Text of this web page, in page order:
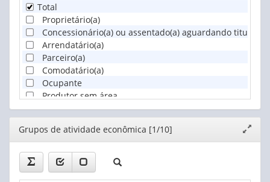
Total
Proprietário(a)
Concessionário(a) ou assentado(a) aguardando
Arrendatário(a)
Parceiro(a)
Comodatário(a)
Ocupante
Produtor sem área
Editor
janela
Grupos de atividade econômica [1/10]